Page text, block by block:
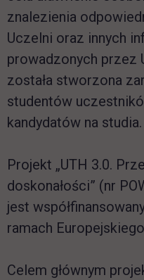
znalezienia
Uczelni oraz innych
prowadzonych przez
została stworzona
studentów
kandydatów na studia.
Projekt „UTH 3.0.
doskonałości” (nr
jest
ramach
Celem głównym